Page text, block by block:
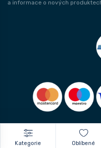
a informace o nových
Kategorie Oblíbené